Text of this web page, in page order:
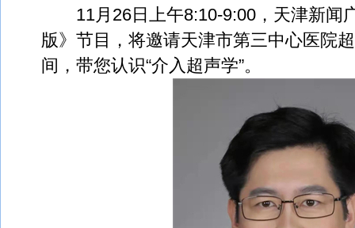
11月26日上午8:10-9:00，天津新闻
版》节目，将邀请天津市第三中心医院
间，带您认识“介入超声学”。